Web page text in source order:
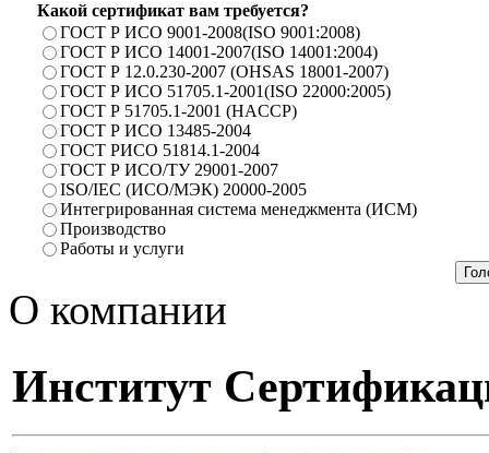
Какой сертификат вам требуется?
ГОСТ Р ИСО 9001-2008(ISO 9001:2008)
ГОСТ Р ИСО 14001-2007(ISO 14001:2004)
ГОСТ Р 12.0.230-2007 (OHSAS 18001-2007)
ГОСТ Р ИСО 51705.1-2001(ISO 22000:2005)
ГОСТ Р 51705.1-2001 (HACCP)
ГОСТ Р ИСО 13485-2004
ГОСТ РИСО 51814.1-2004
ГОСТ Р ИСО/ТУ 29001-2007
ISO/IEC (ИСО/МЭК) 20000-2005
Интегрированная система менеджмента (ИСМ)
Производство
Работы и услуги
О компании
Институт